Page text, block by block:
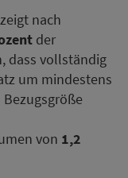
nach
der
dass vollständig
um mindestens
von 1,2